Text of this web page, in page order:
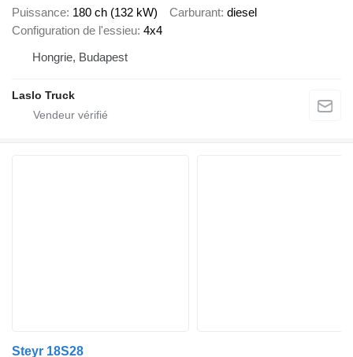
Puissance 180 ch (132 kW) Carburant diesel
Configuration de l'essieu 4x4
Hongrie, Budapest
Laslo Truck
Steyr 18S28